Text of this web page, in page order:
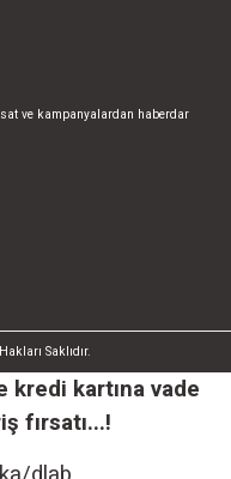
ve kampanyalardan haberdar
Saklıdır.
kredi kartına vade
fırsatı...!